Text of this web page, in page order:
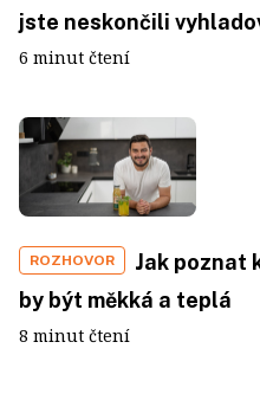
jste neskončili
6 minut čtení
ROZHOVOR
Jak poznat
by být měkká a teplá
8 minut čtení